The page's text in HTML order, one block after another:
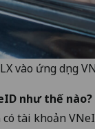
vào ứng dụng
như thế nào?
tài khoản